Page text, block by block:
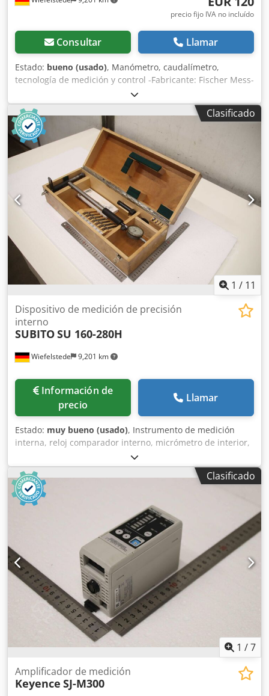
precio fijo IVA no incluído
Consultar Llamar
Estado: bueno (usado), Manómetro, caudalímetro,
tecnología de medición y control -Fabricante: Fischer Mess-
und Regeltechnik Chsdodz Aq Tjpfx Alxja -Modelo:
DE45N50041PK03MW -Cantidad: 4 unidades disponibles -
Precio: por unidad -Dimensiones: 90/100/A70 mm -Peso:
0,3 kg
Clasificado
1 / 11
Wiefelstede 9,201 km
Dispositivo de medición de precisión
interno
SUBITOSU 160-280H
Información de
precio
Llamar
Estado: muy bueno (usado), Instrumento de medición
interna, reloj comparador interno, micrómetro de interior,
micrómetro de tornillo para interior, diámetro interior,
galga para cilindros, Chedpfey Rtlujx Alxja -Rango de
medición: 160-295 mm -Dimensiones: 200/485/Alto 135
mm -Peso: 4 kg
Clasificado
1 /7
Amplificador de medición
Keyence SJ-M300